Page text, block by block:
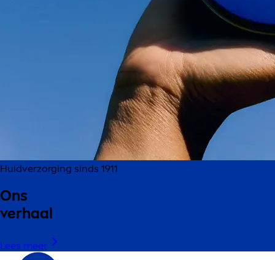
Huidverzorging sinds 1911
Ons
verhaal
Lees meer